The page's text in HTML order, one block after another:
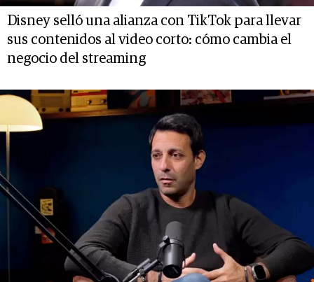
Disney selló una alianza con TikTok para llevar
sus contenidos al video corto: cómo cambia el
negocio del streaming